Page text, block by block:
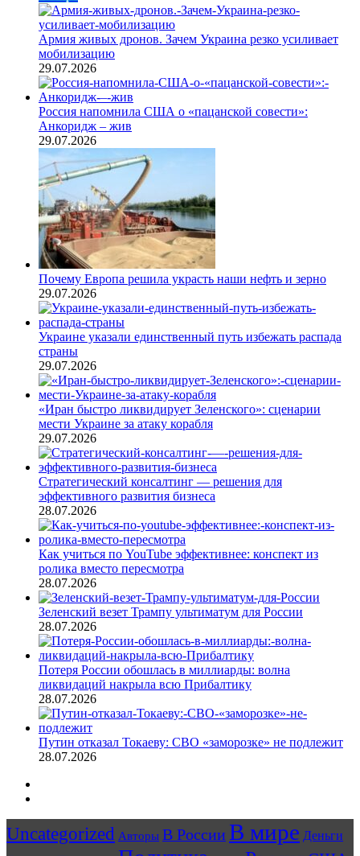
Армия живых дронов. Зачем Украина резко усиливает
мобилизацию
29.07.2026
Россия напомнила США о «пацанской совести»:
Анкоридж – жив
29.07.2026
Почему Европа решила украсть наши нефть и зерно
29.07.2026
Украине указали единственный путь избежать распада
страны
29.07.2026
«Иран быстро ликвидирует Зеленского»: сценарии
мести Украине за атаку корабля
29.07.2026
Стратегический консалтинг — решения для
эффективного развития бизнеса
28.07.2026
Как учиться по YouTube эффективнее: конспект из
ролика вместо пересмотра
28.07.2026
Зеленский везет Трампу ультиматум для России
28.07.2026
Потеря России обошлась в миллиарды: волна
ликвидаций накрыла всю Прибалтику
28.07.2026
Путин отказал Токаеву: СВО «заморозке» не подлежит
28.07.2026
Uncategorized Авторы В России В мире Деньги